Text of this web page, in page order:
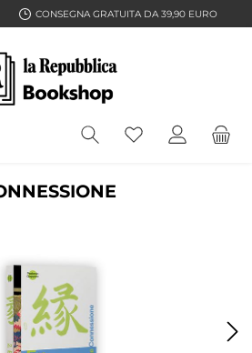
CONSEGNA GRATUITA DA 39,90 EURO